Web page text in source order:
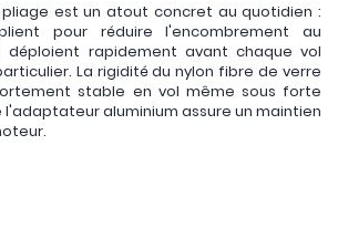
est un atout concret au quotidien :
pour réduire l'encombrement au
déploient rapidement avant chaque vol
La rigidité du nylon fibre de verre
stable en vol même sous forte
aluminium assure un maintien